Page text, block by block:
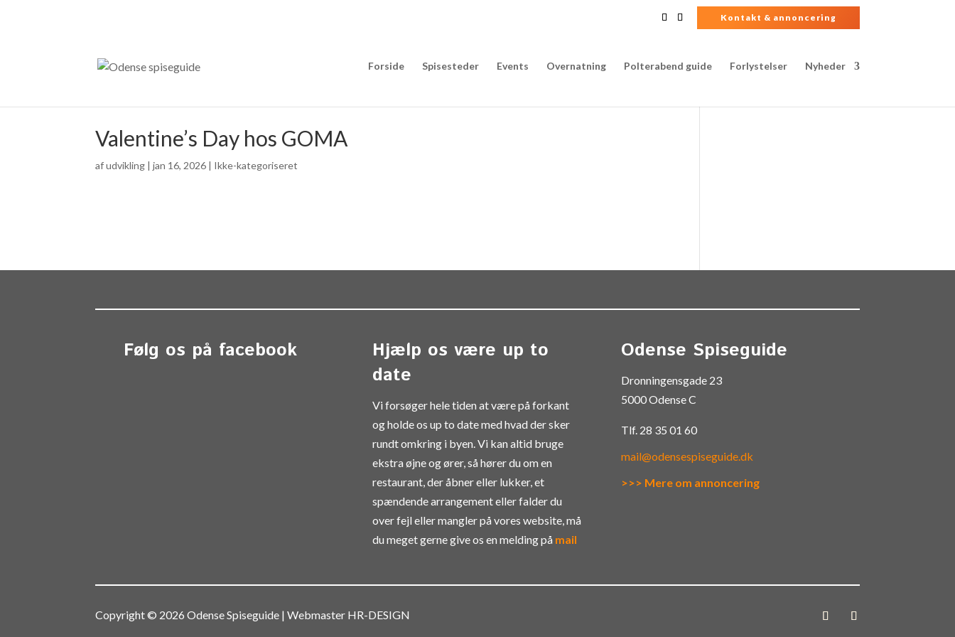
Kontakt & annoncering
Forside Spisesteder Events Overnatning Polterabend guide Forlystelser Nyheder
Valentine’s Day hos GOMA
afudvikling |jan 16, 2026 | Ikke-kategoriseret
Følg os på facebook
Hjælp os være up to
date
Vi forsøger hele tiden at være på forkant
og holde os up to date med hvad der sker
rundt omkring i byen. Vi kan altid bruge
ekstra øjne og ører, så hører du om en
restaurant, der åbner eller lukker, et
spændende arrangement eller falder du
over fejl eller mangler på vores website, må
du meget gerne give os en melding på mail
Odense Spiseguide
Dronningensgade 23
5000 Odense C
Tlf. 28 35 01 60
mail@odensespiseguide.dk
>>> Mere om annoncering
Copyright © 2026 Odense Spiseguide | Webmaster HR-DESIGN